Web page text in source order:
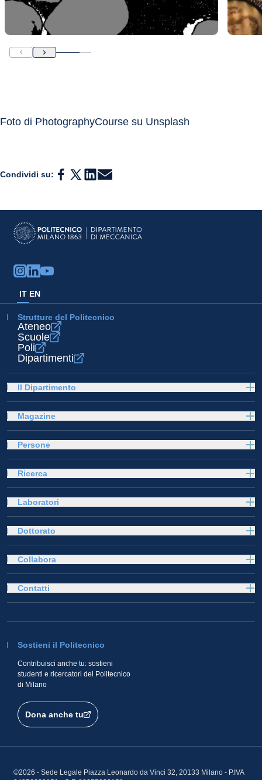
Foto di PhotographyCourse su Unsplash
Condividi su:
IT EN
Strutture del Politecnico
Ateneo
Scuole
Poli
Dipartimenti
Il Dipartimento
Magazine
Persone
Ricerca
Laboratori
Dottorato
Collabora
Sostieni il Politecnico
Contribuisci anche tu: sostieni
studenti e ricercatori del Politecnico
di Milano
Dona anche tu
Contatti
©2026 - Sede Legale Piazza Leonardo da Vinci 32, 20133 Milano - P.IVA